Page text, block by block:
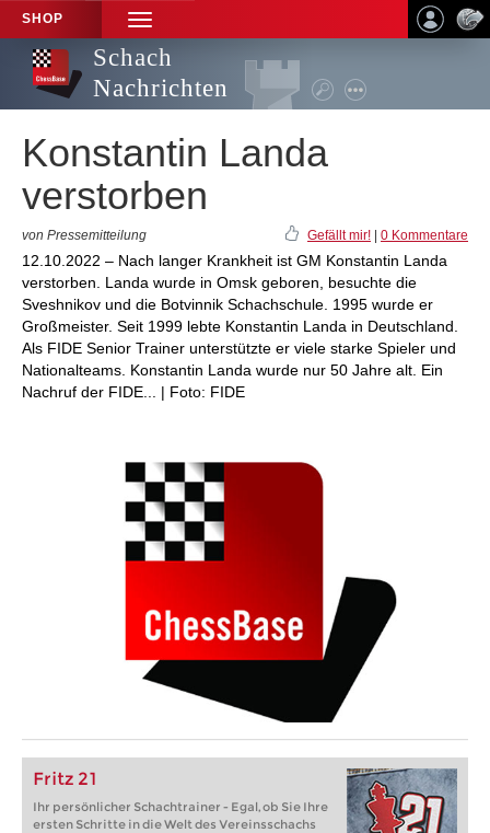
SHOP
TOGGLE
NAVIGATION
Schach
Nachrichten
Konstantin Landa
verstorben
von Pressemitteilung Gefällt mir! 0 Kommentare
12.10.2022 – Nach langer Krankheit ist GM Konstantin Landa
verstorben. Landa wurde in Omsk geboren, besuchte die
Sveshnikov und die Botvinnik Schachschule. 1995 wurde er
Großmeister. Seit 1999 lebte Konstantin Landa in Deutschland.
Als FIDE Senior Trainer unterstützte er viele starke Spieler und
Nationalteams. Konstantin Landa wurde nur 50 Jahre alt. Ein
Nachruf der FIDE... | Foto: FIDE
Fritz 21
Ihr persönlicher Schachtrainer - Egal, ob Sie Ihre
ersten Schritte in die Welt des Vereinsschachs